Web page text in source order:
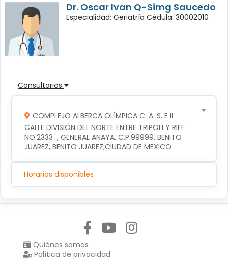
Dr. Oscar Ivan Q-Simg Saucedo
Especialidad: Geriatría Cédula: 30002010
Consultorios
COMPLEJO ALBERCA OLÍMPICA C. A. S. E II
CALLE DIVISIÓN DEL NORTE ENTRE TRIPOLI Y RIFF
NO.2333  , GENERAL ANAYA, C.P.99999, BENITO
JUAREZ, BENITO JUAREZ,CIUDAD DE MEXICO
Horarios disponibles
Quiénes somos
Política de privacidad